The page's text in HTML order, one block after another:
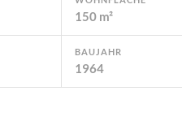
150 m²
BAUJAHR
1964